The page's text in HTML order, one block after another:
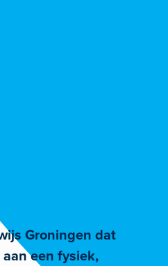
Groningen dat
een fysiek,